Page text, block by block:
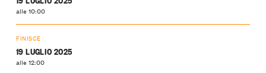
alle 10:00
FINISCE
19 LUGLIO 2025
alle 12:00